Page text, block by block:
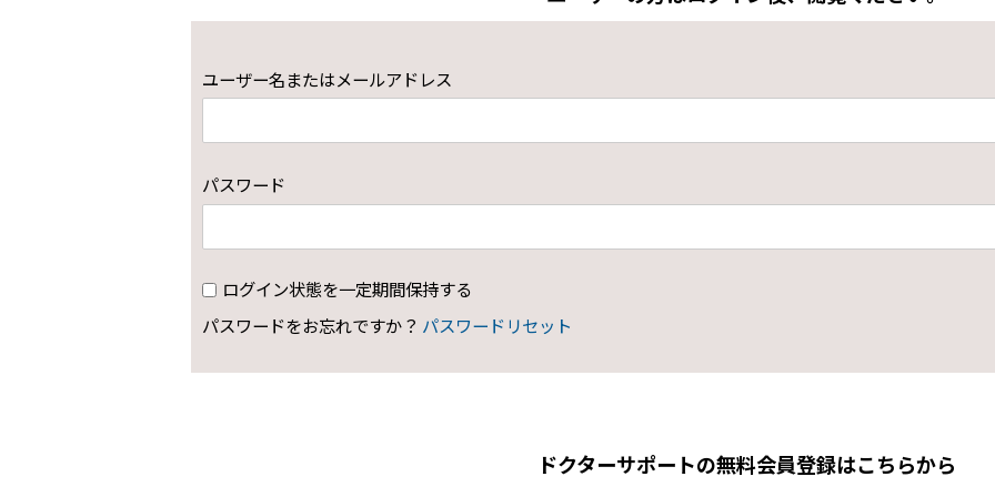
ユーザー名またはメールアドレス
パスワード
ログイン状態を一定期間保持する
パスワードをお忘れですか？ パスワードリセット
ドクターサポートの無料会員登録はこちらから